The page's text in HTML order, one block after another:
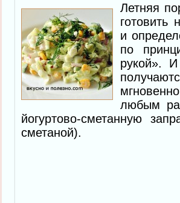
Летняя
готовить
и
по
рукой».
любым
йогуртово-сметанную
сметаной).